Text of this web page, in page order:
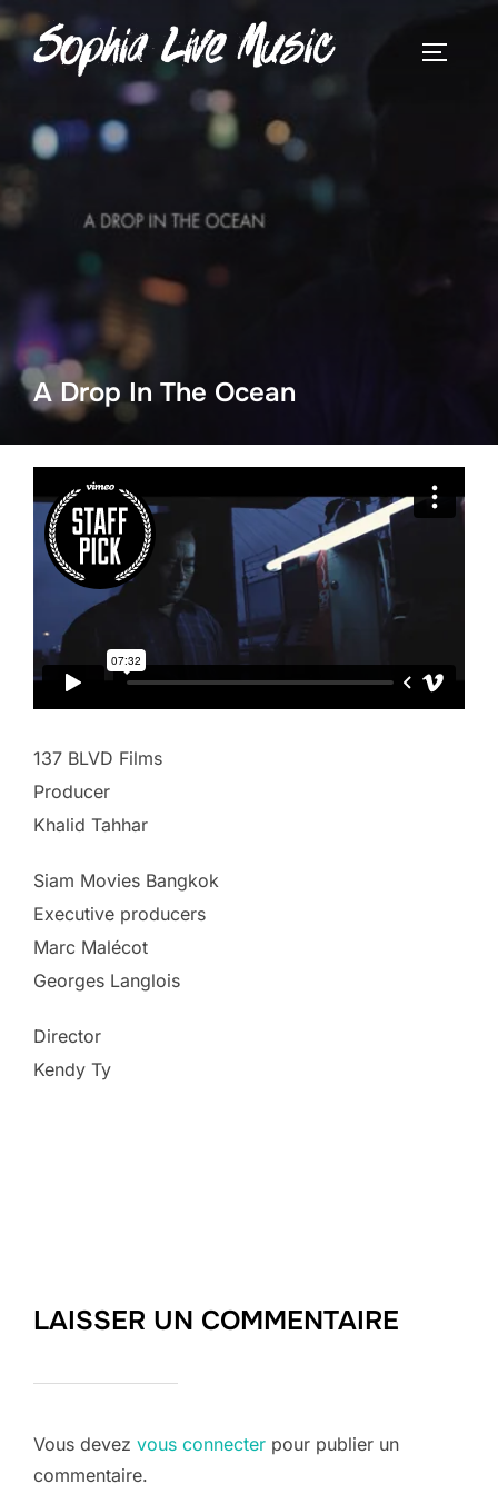
Aller
au
A Drop In The Ocean
137 BLVD Films
Producer
Khalid Tahhar
Siam Movies Bangkok
Executive producers
Marc Malécot
Georges Langlois
Director
Kendy Ty
LAISSER UN COMMENTAIRE
Vous devez vous connecter pour publier un
commentaire.